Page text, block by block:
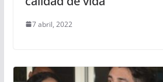
7 abril, 2022